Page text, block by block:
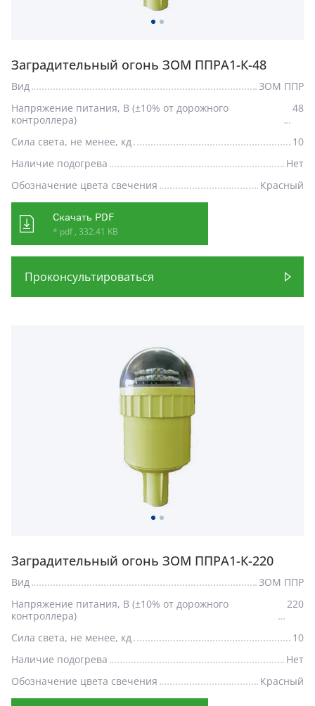
Заградительный огонь ЗОМ ППРА1-К-48
Вид
ЗОМ ППР
Напряжение питания, В (±10% от дорожного
контроллера)
48
Сила света, не менее, кд
10
Наличие подогрева
Нет
Обозначение цвета свечения
Красный
Скачать PDF
* pdf , 332.41 KB
Проконсультироваться
Заградительный огонь ЗОМ ППРА1-К-220
Вид
ЗОМ ППР
Напряжение питания, В (±10% от дорожного
контроллера)
220
Сила света, не менее, кд
10
Наличие подогрева
Нет
Обозначение цвета свечения
Красный